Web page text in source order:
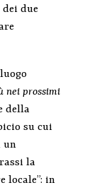
due
nei prossimi
della
su cui
un
la
locale”: in